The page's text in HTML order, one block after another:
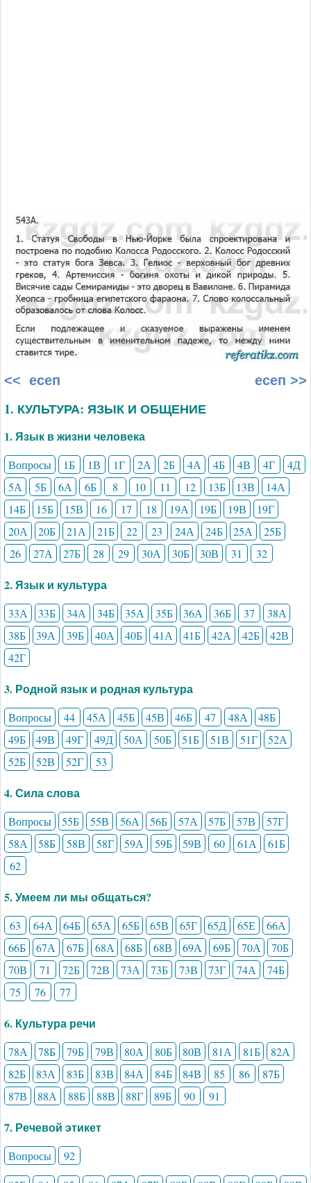
<< есеп есеп >>
1. КУЛЬТУРА: ЯЗЫК И ОБЩЕНИЕ
1. Язык в жизни человека
Вопросы 1Б 1В 1Г 2А 2Б 4А 4Б 4В 4Г
4Д
5А
5Б 6А 6Б 8 10 11 12 13Б 13В
14А
14Б
15Б 15В 16 17 18 19А 19Б 19В
19Г
20А
20Б 21А 21Б 22 23 24А 24Б 25А
25Б
26
27А 27Б 28 29 30А 30Б 30В 31 32
2. Язык и культура
33А 33Б 34А 34Б 35А 35Б 36А 36Б 37
38А
38Б
39А 39Б 40А 40Б 41А 41Б 42А 42Б
42В
42Г
3. Родной язык и родная культура
Вопросы 44 45А 45Б 45В 46Б 47 48А
48Б
49Б
49В 49Г 49Д 50А 50Б 51Б 51В 51Г
52А
52Б
52В 52Г 53
4. Сила слова
Вопросы 55Б 55В 56А 56Б 57А 57Б 57В
57Г
58А
58Б 58В 58Г 59А 59Б 59В 60 61А
61Б
62
5. Умеем ли мы общаться?
63 64А 64Б 65А 65Б 65В 65Г 65Д 65Е
66А
66Б
67А 67Б 68А 68Б 68В 69А 69Б 70А
70Б
70В
71 72Б 72В 73А 73Б 73В 73Г 74А
74Б
75
76 77
6. Культура речи
78А 78Б 79Б 79В 80А 80Б 80В 81А 81Б
82А
82Б
83А 83Б 83В 84А 84Б 84В 85 86
87Б
87В
88А 88Б 88В 88Г 89Б 90 91
7. Речевой этикет
Вопросы
92